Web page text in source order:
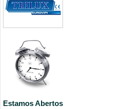
Estamos Abertos